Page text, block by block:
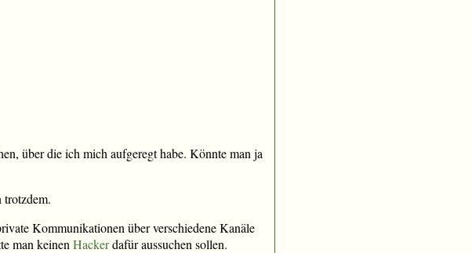
über die ich mich aufgeregt habe. Könnte man ja
Kommunikationen über verschiedene Kanäle
man keinen Hackerdafür aussuchen sollen.